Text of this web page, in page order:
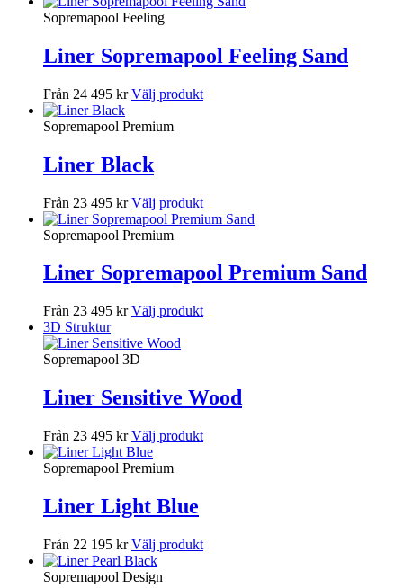
Sopremapool Feeling
Liner Sopremapool Feeling Sand
Från 24 495 kr Välj produkt
Sopremapool Premium
Liner Black
Från 23 495 kr Välj produkt
Sopremapool Premium
Liner Sopremapool Premium Sand
Från 23 495 kr Välj produkt
3D Struktur
Sopremapool 3D
Liner Sensitive Wood
Från 23 495 kr Välj produkt
Sopremapool Premium
Liner Light Blue
Från 22 195 kr Välj produkt
Sopremapool Design